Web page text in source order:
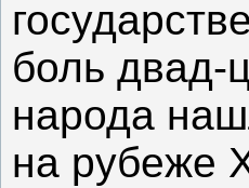
боль двад-
народа
на рубеже